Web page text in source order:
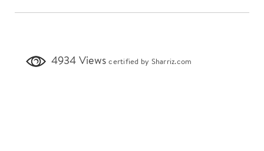
4934 Viewscertified by Sharriz.com